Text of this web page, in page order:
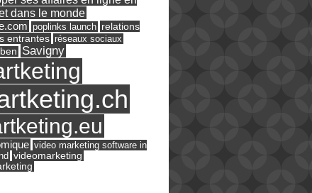
dans le monde
poplinks launch relations
entrantes réseaux sociaux
Savigny
video marketing software in
videomarketing